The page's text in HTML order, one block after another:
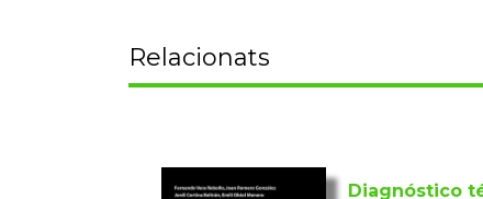
Relacionats
Diagnóstico